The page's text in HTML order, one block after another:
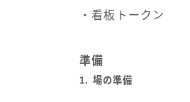
・看板トークン
準備
1. 場の準備